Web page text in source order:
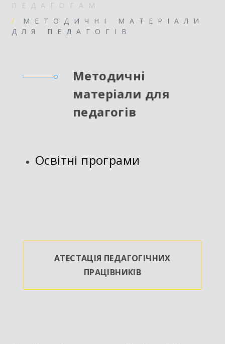
ПЕДАГОГАМ
МЕТОДИЧНІ МАТЕРІАЛИ
ДЛЯ ПЕДАГОГІВ
Методичні
матеріали для
педагогів
Освітні програми
АТЕСТАЦІЯ ПЕДАГОГІЧНИХ
ПРАЦІВНИКІВ